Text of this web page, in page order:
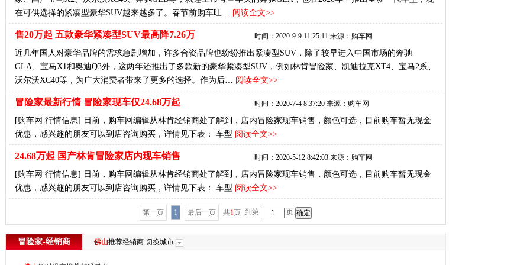
在可供选择的紧凑型豪华SUV越来越多了。春节前购车旺… 阅读全文>>
售20万起 五款豪华紧凑型SUV最高降7.26万 时间：2020-9-9 11:25:11 来源：购车网
近几年国人对豪华品牌的需求急剧增加，许多合资品牌也纷纷推出紧凑型SUV，除了较早进入中国市场的奔驰
GLA、宝马X1和奥迪Q3外，这两年还推出了多款新的豪华紧凑型SUV，例如林肯冒险家、凯迪拉克XT4、宝马2系、
沃尔沃XC40等，为广大消费者带来了更多的选择。作为后… 阅读全文>>
冒险家最新行情 冒险家现车仅24.68万起 时间：2020-7-4 8:37:20 来源：购车网
[购车网 行情信息] 日前，购车网编辑从林肯经销商处了解到，店内冒险家现车销售，颜色可选，目前购车暂无现金
优惠，感兴趣的朋友可以到店咨询购买，详情见下表： 车型 阅读全文>>
24.68万起 国产林肯冒险家店内现车销售 时间：2020-5-12 8:42:03 来源：购车网
[购车网 行情信息] 日前，购车网编辑从林肯经销商处了解到，店内冒险家现车销售，颜色可选，目前购车暂无现金
优惠，感兴趣的朋友可以到店咨询购买，详情见下表： 车型 阅读全文>>
第一页 1 最后一页 共1页 到第 页
冒险家-经销商 佛山推荐经销商 切换城市